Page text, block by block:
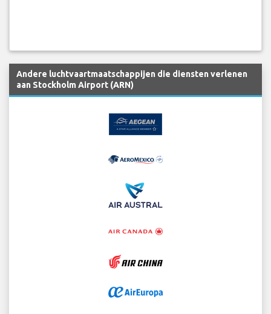
Andere luchtvaartmaatschappijen die diensten verlenen
aan Stockholm Airport (ARN)